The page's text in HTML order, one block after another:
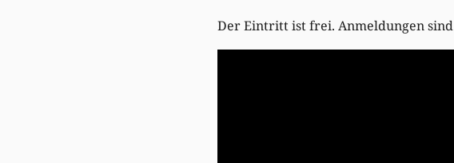
Der Eintritt ist frei. Anmeldungen sind